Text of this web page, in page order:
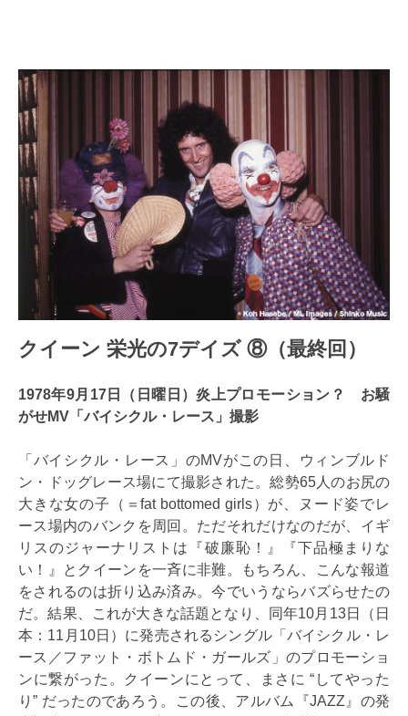
クイーン 栄光の7デイズ ⑧（最終回）
1978年9月17日（日曜日）炎上プロモーション？ お騒
がせMV「バイシクル・レース」撮影
「バイシクル・レース」のMVがこの日、ウィンブルド
ン・ドッグレース場にて撮影された。総勢65人のお尻の
大きな女の子（＝fat bottomed girls）が、ヌード姿でレ
ース場内のバンクを周回。ただそれだけなのだが、イギ
リスのジャーナリストは『破廉恥！』『下品極まりな
い！』とクイーンを一斉に非難。もちろん、こんな報道
をされるのは折り込み済み。今でいうならバズらせたの
だ。結果、これが大きな話題となり、同年10月13日（日
本：11月10日）に発売されるシングル「バイシクル・レ
ース／ファット・ボトムド・ガールズ」のプロモーショ
ンに繋がった。クイーンにとって、まさに “してやった
り” だったのであろう。この後、アルバム『JAZZ』の発